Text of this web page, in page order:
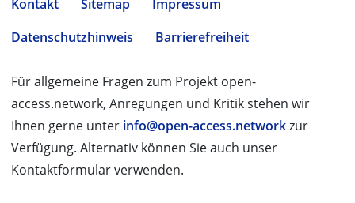
Kontakt Sitemap
Impressum
Datenschutzhinweis
Barrierefreiheit
Für allgemeine Fragen zum Projekt open-
access.network, Anregungen und Kritik stehen wir
Ihnen gerne unter info@open-access.networkzur
Verfügung. Alternativ können Sie auch unser
Kontaktformular verwenden.